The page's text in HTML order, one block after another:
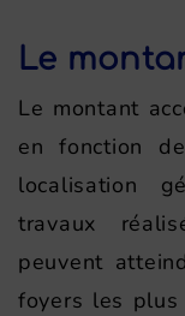
Le
Le montant
en fonction
localisation
travaux
peuvent
foyers les plus